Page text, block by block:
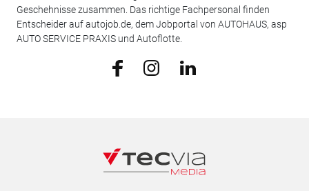
Geschehnisse zusammen. Das richtige Fachpersonal finden
Entscheider auf autojob.de, dem Jobportal von AUTOHAUS, asp
AUTO SERVICE PRAXIS und Autoflotte.